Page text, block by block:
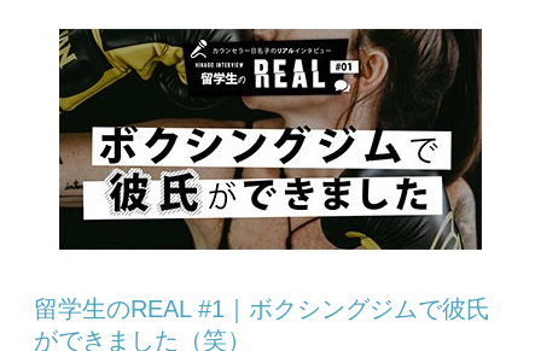
トです！ ...
留学生のREAL #1｜ボクシングジムで彼氏
ができました（笑）